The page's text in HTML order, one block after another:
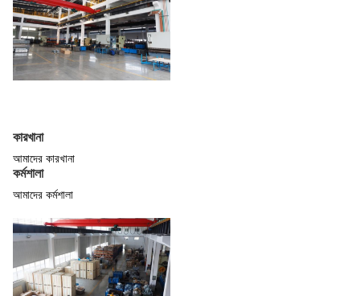
কারখানা
আমাদের কারখানা
কর্মশালা
আমাদের কর্মশালা